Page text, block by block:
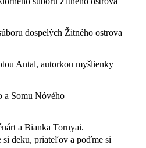
dospelých Žitného ostrova
Antal, autorkou myšlienky
a Somu Nóvého
a Bianka Tornyai.
deku, priateľov a poďme si